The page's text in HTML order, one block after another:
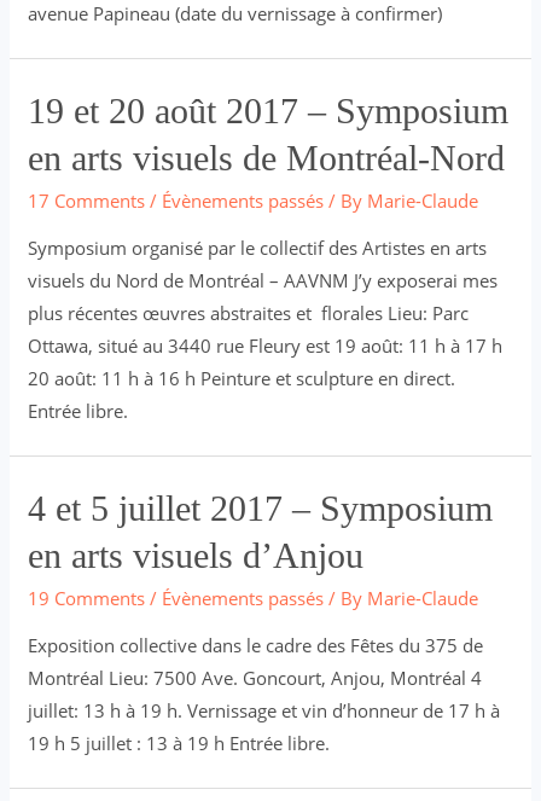
avenue Papineau (date du vernissage à confirmer)
19 et 20 août 2017 – Symposium
en arts visuels de Montréal-Nord
17 Comments / Évènements passés / By Marie-Claude
Symposium organisé par le collectif des Artistes en arts
visuels du Nord de Montréal – AAVNM J’y exposerai mes
plus récentes œuvres abstraites et florales Lieu: Parc
Ottawa, situé au 3440 rue Fleury est 19 août: 11 h à 17 h
20 août: 11 h à 16 h Peinture et sculpture en direct.
Entrée libre.
4 et 5 juillet 2017 – Symposium
en arts visuels d’Anjou
19 Comments / Évènements passés / By Marie-Claude
Exposition collective dans le cadre des Fêtes du 375 de
Montréal Lieu: 7500 Ave. Goncourt, Anjou, Montréal 4
juillet: 13 h à 19 h. Vernissage et vin d’honneur de 17 h à
19 h 5 juillet : 13 à 19 h Entrée libre.